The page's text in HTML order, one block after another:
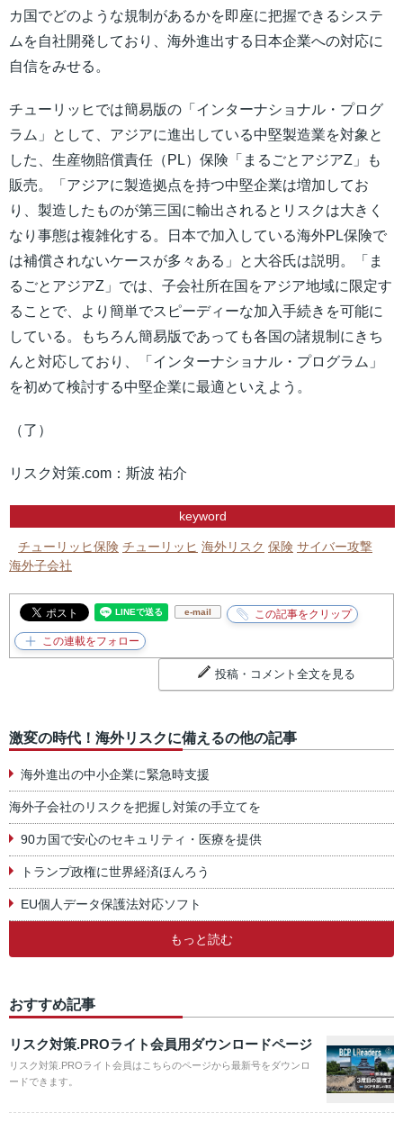
カ国でどのような規制があるかを即座に把握できるシステ
ムを自社開発しており、海外進出する日本企業への対応に
自信をみせる。
チューリッヒでは簡易版の「インターナショナル・プログ
ラム」として、アジアに進出している中堅製造業を対象と
した、生産物賠償責任（PL）保険「まるごとアジアZ」も
販売。「アジアに製造拠点を持つ中堅企業は増加してお
り、製造したものが第三国に輸出されるとリスクは大きく
なり事態は複雑化する。日本で加入している海外PL保険で
は補償されないケースが多々ある」と大谷氏は説明。「ま
るごとアジアZ」では、子会社所在国をアジア地域に限定す
ることで、より簡単でスピーディーな加入手続きを可能に
している。もちろん簡易版であっても各国の諸規制にきち
んと対応しており、「インターナショナル・プログラム」
を初めて検討する中堅企業に最適といえよう。
（了）
リスク対策.com：斯波 祐介
keyword
チューリッヒ保険 チューリッヒ 海外リスク 保険 サイバー攻撃
海外子会社
e-mail
投稿・コメント全文を見る
激変の時代！海外リスクに備えるの他の記事
海外進出の中小企業に緊急時支援
海外子会社のリスクを把握し対策の手立てを
90カ国で安心のセキュリティ・医療を提供
トランプ政権に世界経済ほんろう
EU個人データ保護法対応ソフト
もっと読む
おすすめ記事
リスク対策.PROライト会員用ダウンロードページ
リスク対策.PROライト会員はこちらのページから最新号をダウンロ
ードできます。